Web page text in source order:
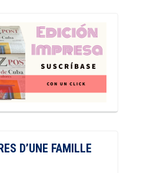
D’UNE FAMILLE